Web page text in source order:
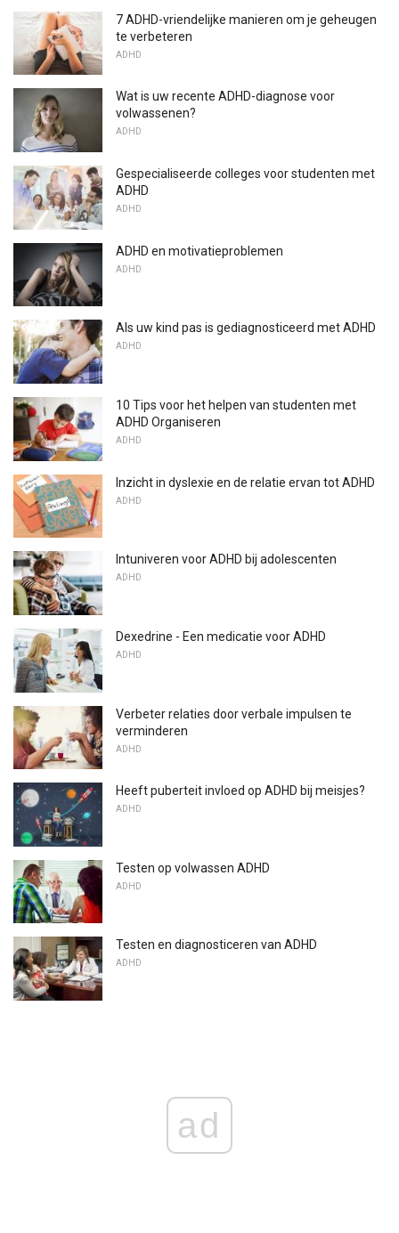
7 ADHD-vriendelijke manieren om je geheugen
te verbeteren
ADHD
Wat is uw recente ADHD-diagnose voor
volwassenen?
ADHD
Gespecialiseerde colleges voor studenten met
ADHD
ADHD
ADHD en motivatieproblemen
ADHD
Als uw kind pas is gediagnosticeerd met ADHD
ADHD
10 Tips voor het helpen van studenten met
ADHD Organiseren
ADHD
Inzicht in dyslexie en de relatie ervan tot ADHD
ADHD
Intuniveren voor ADHD bij adolescenten
ADHD
Dexedrine - Een medicatie voor ADHD
ADHD
Verbeter relaties door verbale impulsen te
verminderen
ADHD
Heeft puberteit invloed op ADHD bij meisjes?
ADHD
Testen op volwassen ADHD
ADHD
Testen en diagnosticeren van ADHD
ADHD
ad